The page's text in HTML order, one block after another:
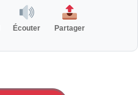
Écouter Partager